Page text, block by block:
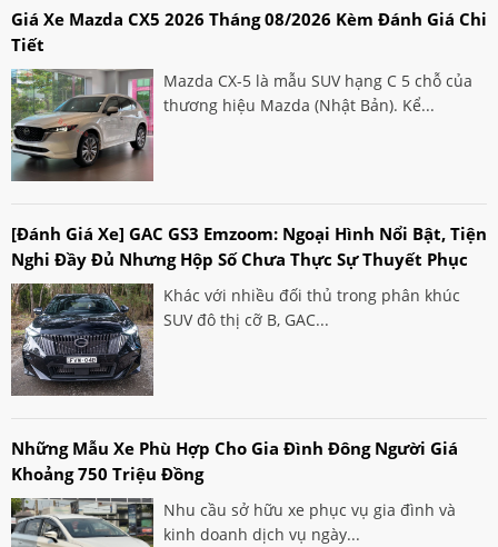
Giá Xe Mazda CX5 2026 Tháng 08/2026 Kèm Đánh Giá Chi
Tiết
Mazda CX-5 là mẫu SUV hạng C 5 chỗ của
thương hiệu Mazda (Nhật Bản). Kể...
[Đánh Giá Xe] GAC GS3 Emzoom: Ngoại Hình Nổi Bật, Tiện
Nghi Đầy Đủ Nhưng Hộp Số Chưa Thực Sự Thuyết Phục
Khác với nhiều đối thủ trong phân khúc
SUV đô thị cỡ B, GAC...
Những Mẫu Xe Phù Hợp Cho Gia Đình Đông Người Giá
Khoảng 750 Triệu Đồng
Nhu cầu sở hữu xe phục vụ gia đình và
kinh doanh dịch vụ ngày...